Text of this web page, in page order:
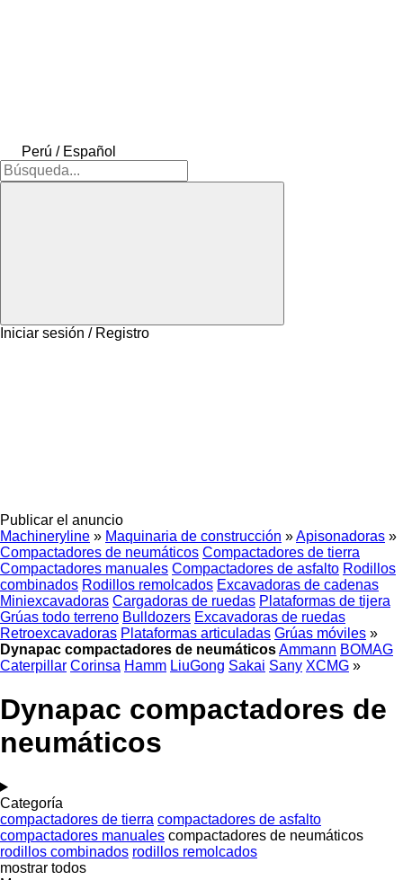
Perú / Español
Iniciar sesión / Registro
Publicar el anuncio
Machineryline » Maquinaria de construcción »Apisonadoras »
Compactadores de neumáticos Compactadores de tierra
Compactadores manuales Compactadores de asfalto Rodillos
combinados Rodillos remolcados Excavadoras de cadenas
Miniexcavadoras Cargadoras de ruedas Plataformas de tijera
Grúas todo terreno Bulldozers Excavadoras de ruedas
Retroexcavadoras Plataformas articuladas Grúas móviles »
Dynapac compactadores de neumáticosAmmann BOMAG
Caterpillar Corinsa Hamm LiuGong Sakai Sany XCMG »
Dynapac compactadores de
neumáticos
Categoría
compactadores de tierra compactadores de asfalto
compactadores manuales compactadores de neumáticos
rodillos combinados rodillos remolcados
mostrar todos